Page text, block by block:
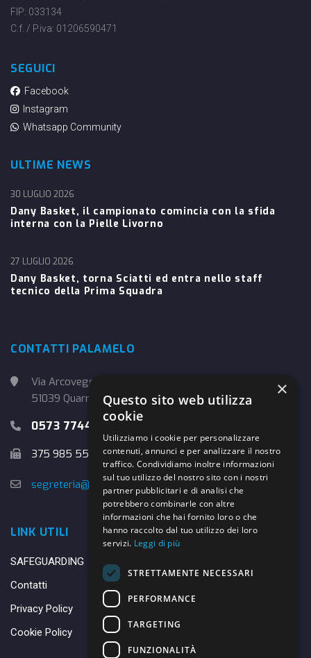
FIP: 033134
C.f. / P.iva: 01206590471
SEGUICI
Facebook
Instagram
Whatsapp Community
ULTIME NEWS
Dany Basket, il campionato comincia con la sfida
interna con la Pielle Livorno
30 LUGLIO 2026
Dany Basket, torna Sciatti ed entra nello staff
tecnico della Prima Squadra
27 LUGLIO 2026
CONTATTI PALAMELO
Via Arcoveggio, 4
51039 Quarrata (PT)
0573 774457
375 985 5526
segreteria@danybasket.it
LINK UTILI
SAFEGUARDING
Contatti
Privacy Policy
Cookie Policy
×
Questo sito web utilizza
cookie
Utilizziamo i cookie per personalizzare
contenuti, annunci e per analizzare il nostro
traffico. Condividiamo inoltre informazioni
sul tuo utilizzo del nostro sito con i nostri
partner pubblicitari e di analisi che
potrebbero combinarle con altre
informazioni che hai fornito loro o che
hanno raccolto dal tuo utilizzo dei loro
servizi. Leggi di più
STRETTAMENTE NECESSARI
PERFORMANCE
TARGETING
FUNZIONALITÀ